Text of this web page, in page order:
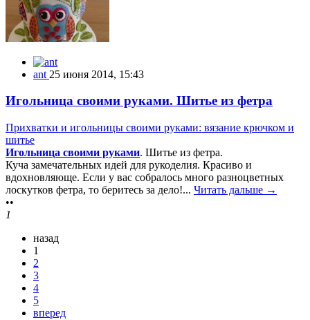
ant 25 июня 2014, 15:43
Игольница своими руками. Шитье из фетра
Прихватки и игольницы своими руками: вязание крючком и
шитье
Игольница своими руками. Шитье из фетра.
Куча замечательных идей для рукоделия. Красиво и
вдохновляюще. Если у вас собралось много разноцветных
лоскутков фетра, то беритесь за дело!... Читать дальше →
••
1
назад
1
2
3
4
5
вперед